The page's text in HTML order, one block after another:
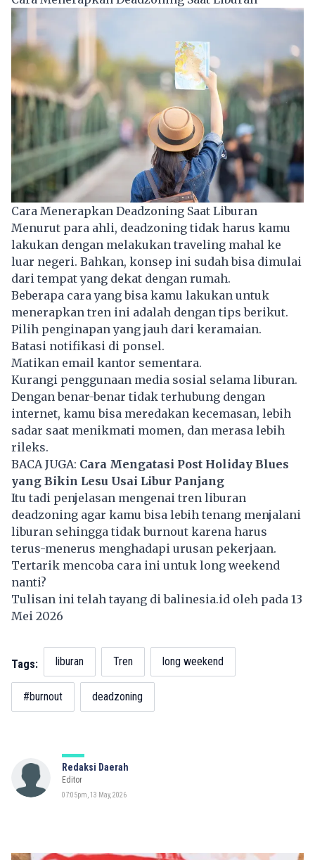
Cara Menerapkan Deadzoning Saat Liburan
Menurut para ahli, deadzoning tidak harus kamu
lakukan dengan melakukan traveling mahal ke
luar negeri. Bahkan, konsep ini sudah bisa dimulai
dari tempat yang dekat dengan rumah.
Beberapa cara yang bisa kamu lakukan untuk
menerapkan tren ini adalah dengan tips berikut.
Pilih penginapan yang jauh dari keramaian.
Batasi notifikasi di ponsel.
Matikan email kantor sementara.
Kurangi penggunaan media sosial selama liburan.
Dengan benar-benar tidak terhubung dengan
internet, kamu bisa meredakan kecemasan, lebih
sadar saat menikmati momen, dan merasa lebih
rileks.
BACA JUGA: Cara Mengatasi Post Holiday Blues
yang Bikin Lesu Usai Libur Panjang
Itu tadi penjelasan mengenai tren liburan
deadzoning agar kamu bisa lebih tenang menjalani
liburan sehingga tidak burnout karena harus
terus-menerus menghadapi urusan pekerjaan.
Tertarik mencoba cara ini untuk long weekend
nanti?
Tulisan ini telah tayang dibalinesia.id oleh pada 13
Mei 2026
Tags: liburan Tren long weekend
#burnout deadzoning
Redaksi Daerah
Editor
07:05pm, 13 May, 2026